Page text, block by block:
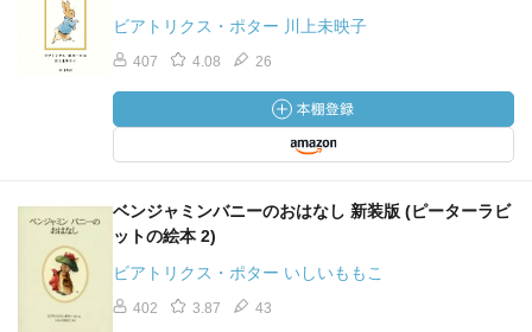
ビアトリクス・ポター 川上未映子
407 4.08 26
ベンジャミンバニーのおはなし 新装版 (ピーターラビ
ットの絵本 2)
ビアトリクス・ポター いしいももこ
402 3.87 43